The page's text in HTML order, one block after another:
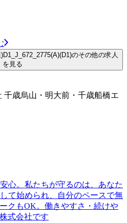
のその他の求人
を見る
千歳烏山・明大前・千歳船橋エ
心。私たちが守るのは、あなた
て始められ、自分のペースで無
クもOK。働きやすさ・続けや
式会社です